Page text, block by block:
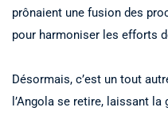
prônaient une fusion des
pour harmoniser les efforts
Désormais, c’est un tout
l’Angola se retire, laissant